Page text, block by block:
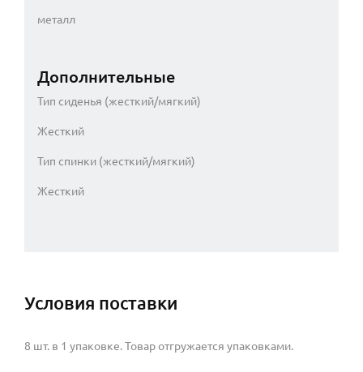
металл
Дополнительные
Тип сиденья (жесткий/мягкий)
Жесткий
Тип спинки (жесткий/мягкий)
Жесткий
Условия поставки
8 шт. в 1 упаковке. Товар отгружается упаковками.